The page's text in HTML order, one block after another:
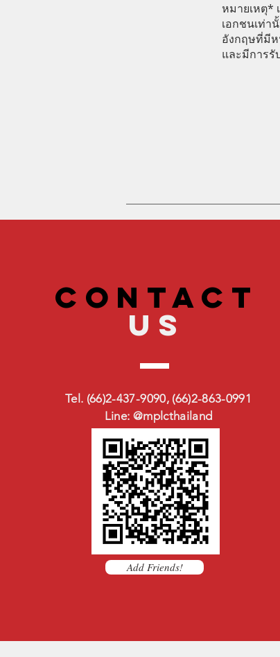
หมายเหตุ*
เอกชนเท่า
อังกฤษที่มีห
และมีการรั
CONTACT
US
Tel. (66)2-437-9090, (66)2-863-0991
Line: @mplcthailand
Add Friends!